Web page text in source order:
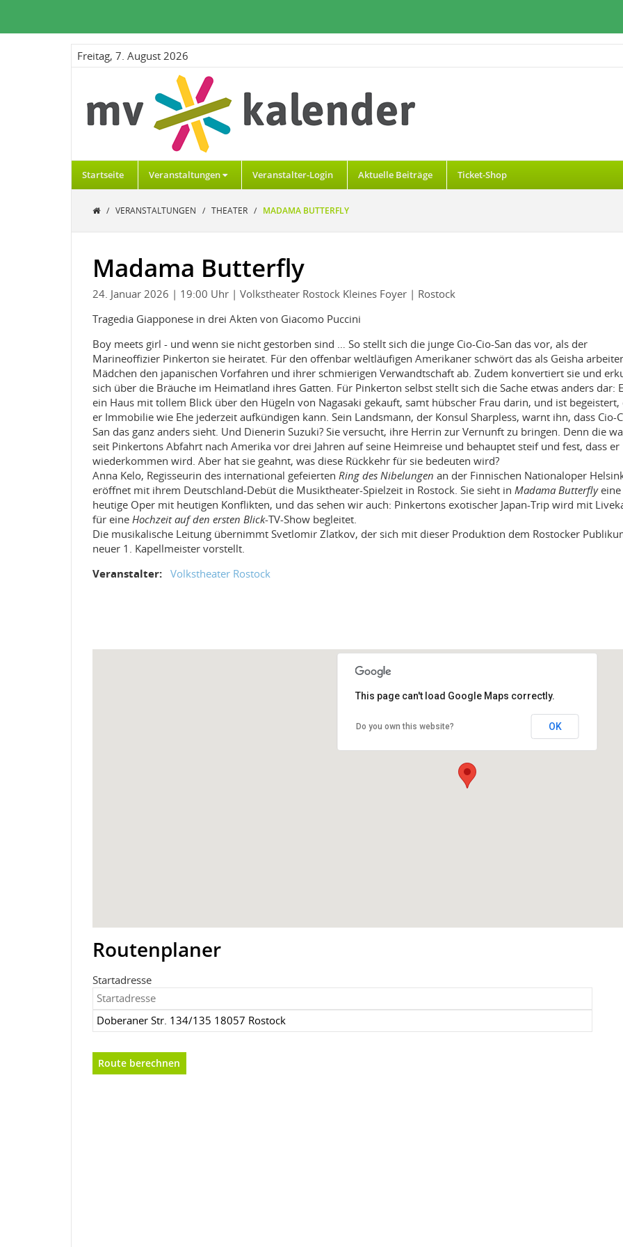
Freitag, 7. August 2026
Startseite Veranstaltungen Veranstalter-Login Aktuelle Beiträge Ticket-Shop
/ VERANSTALTUNGEN / THEATER / MADAMA BUTTERFLY
Madama Butterfly
24. Januar 2026 | 19:00 Uhr | Volkstheater Rostock Kleines Foyer | Rostock
Tragedia Giapponese in drei Akten von Giacomo Puccini
Boy meets girl - und wenn sie nicht gestorben sind … So stellt sich die junge Cio-Cio-San das vor, als der
Marineoffizier Pinkerton sie heiratet. Für den offenbar weltläufigen Amerikaner schwört das als Geisha
Mädchen den japanischen Vorfahren und ihrer schmierigen Verwandtschaft ab. Zudem konvertiert sie und
sich über die Bräuche im Heimatland ihres Gatten. Für Pinkerton selbst stellt sich die Sache etwas anders dar:
ein Haus mit tollem Blick über den Hügeln von Nagasaki gekauft, samt hübscher Frau darin, und ist begeistert,
er Immobilie wie Ehe jederzeit aufkündigen kann. Sein Landsmann, der Konsul Sharpless, warnt ihn, dass Cio-
San das ganz anders sieht. Und Dienerin Suzuki? Sie versucht, ihre Herrin zur Vernunft zu bringen. Denn die
seit Pinkertons Abfahrt nach Amerika vor drei Jahren auf seine Heimreise und behauptet steif und fest, dass er
wiederkommen wird. Aber hat sie geahnt, was diese Rückkehr für sie bedeuten wird?
Anna Kelo, Regisseurin des international gefeierten Ring des Nibelungen an der Finnischen Nationaloper
eröffnet mit ihrem Deutschland-Debüt die Musiktheater-Spielzeit in Rostock. Sie sieht in Madama Butterflyeine
heutige Oper mit heutigen Konflikten, und das sehen wir auch: Pinkertons exotischer Japan-Trip wird mit
für eine Hochzeit auf den ersten Blick-TV-Show begleitet.
Die musikalische Leitung übernimmt Svetlomir Zlatkov, der sich mit dieser Produktion dem Rostocker
neuer 1. Kapellmeister vorstellt.
Veranstalter: Volkstheater Rostock
This page can't load Google Maps correctly.
Do you own this website? OK
Routenplaner
Startadresse